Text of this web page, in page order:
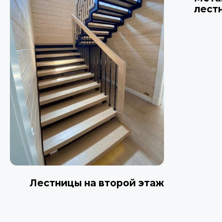
Лестницы на второй этаж